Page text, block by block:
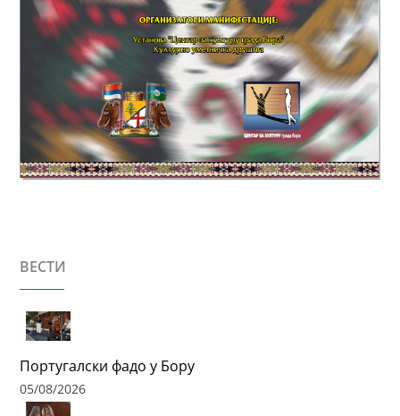
ВЕСТИ
Португалски фадо у Бору
05/08/2026